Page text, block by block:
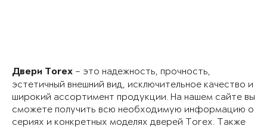
Двери Torex – это надежность, прочность,
эстетичный внешний вид, исключительное качество и
широкий ассортимент продукции. На нашем сайте вы
сможете получить всю необходимую информацию о
сериях и конкретных моделях дверей Torex. Также